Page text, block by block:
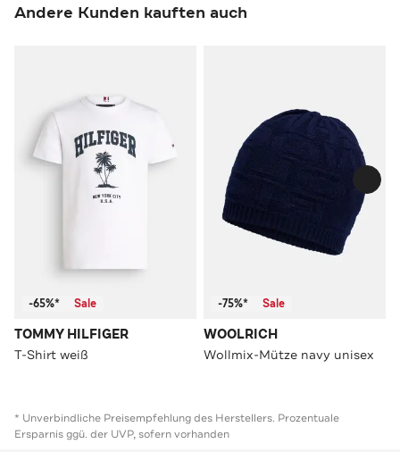
Andere Kunden kauften auch
-65%* Sale
TOMMY HILFIGER
T-Shirt weiß
-75%* Sale
WOOLRICH
Wollmix-Mütze navy unisex
* Unverbindliche Preisempfehlung des Herstellers. Prozentuale
Ersparnis ggü. der UVP, sofern vorhanden